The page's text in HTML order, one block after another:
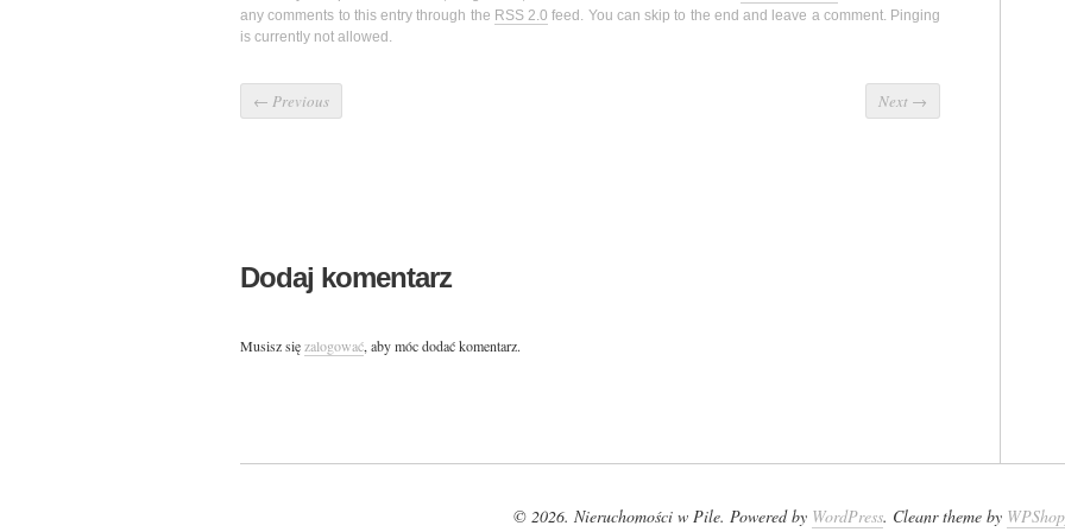
any comments to this entry through the RSS 2.0 feed. You can skip to the end and leave a comment. Pinging
is currently not allowed.
← Previous Next →
Dodaj komentarz
Musisz sięzalogować, aby móc dodać komentarz.
© 2026. Nieruchomości w Pile. Powered by WordPress. Cleanr theme by